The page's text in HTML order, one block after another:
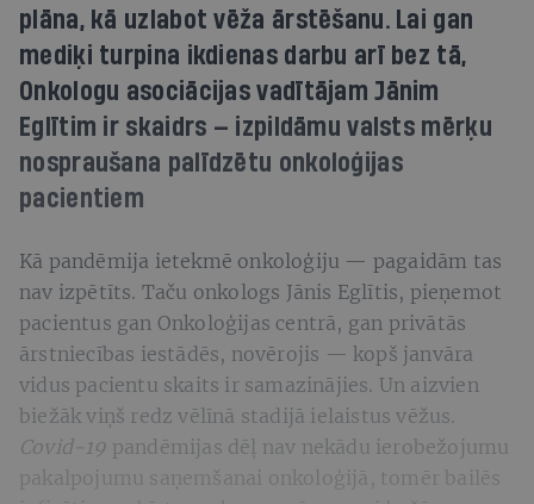
plāna, kā uzlabot vēža ārstēšanu. Lai gan
mediķi turpina ikdienas darbu arī bez tā,
Onkologu asociācijas vadītājam Jānim
Eglītim ir skaidrs — izpildāmu valsts mērķu
nospraušana palīdzētu onkoloģijas
pacientiem
Kā pandēmija ietekmē onkoloģiju — pagaidām tas
nav izpētīts. Taču onkologs Jānis Eglītis, pieņemot
pacientus gan Onkoloģijas centrā, gan privātās
ārstniecības iestādēs, novērojis — kopš janvāra
vidus pacientu skaits ir samazinājies. Un aizvien
biežāk viņš redz vēlīnā stadijā ielaistus vēžus.
Covid-19 pandēmijas dēļ nav nekādu ierobežojumu
pakalpojumu saņemšanai onkoloģijā, tomēr bailēs